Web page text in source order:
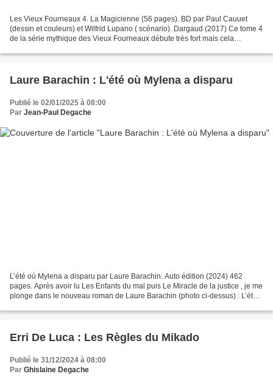
Les Vieux Fourneaux 4. La Magicienne (56 pages). BD par Paul Cauuet
(dessin et couleurs) et Wilfrid Lupano ( scénario). Dargaud (2017) Ce tome 4
de la série mythique des Vieux Fourneaux débute très fort mais cela
Laure Barachin : L'été où Mylena a disparu
Publié le 02/01/2025 à 08:00
Par Jean-Paul Degache
L’été où Mylena a disparu par Laure Barachin. Auto édition (2024) 462
pages. Après avoir lu Les Enfants du mal puis Le Miracle de la justice , je me
plonge dans le nouveau roman de Laure Barachin (photo ci-dessus) : L’été
Erri De Luca : Les Règles du Mikado
Publié le 31/12/2024 à 08:00
Par Ghislaine Degache